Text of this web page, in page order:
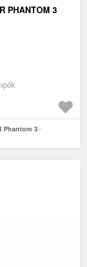
PHANTOM 3
Phantom 3